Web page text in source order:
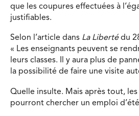
que les coupures effectuées à
justifiables.
Selon l’article dans La Libertédu
« Les enseignants peuvent se
leurs classes. Il y aura plus de
la possibilité de faire une visite
Quelle insulte. Mais après tout,
pourront chercher un emploi